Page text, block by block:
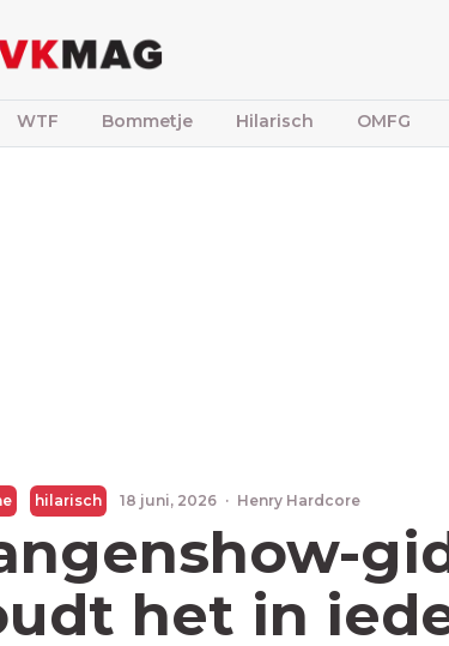
WTF Bommetje Hilarisch OMFG
hilarisch 18 juni, 2026 · Henry Hardcore
het in